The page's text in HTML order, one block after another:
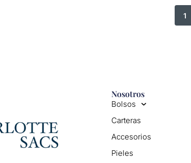
1
Nosotros
Bolsos
Carteras
Accesorios
Pieles